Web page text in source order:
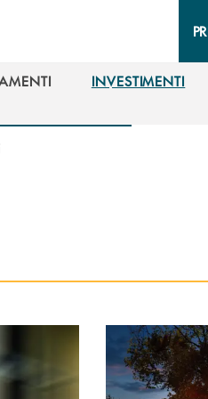
INVESTIMENTI
Scopri di più